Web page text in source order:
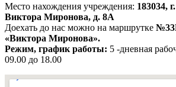
Место нахождения учреждения: 183034,
Виктора Миронова, д. 8А
Доехать до нас можно на маршрутке
«Виктора Миронова».
Режим, график работы: 5 -дневная
09.00 до 18.00